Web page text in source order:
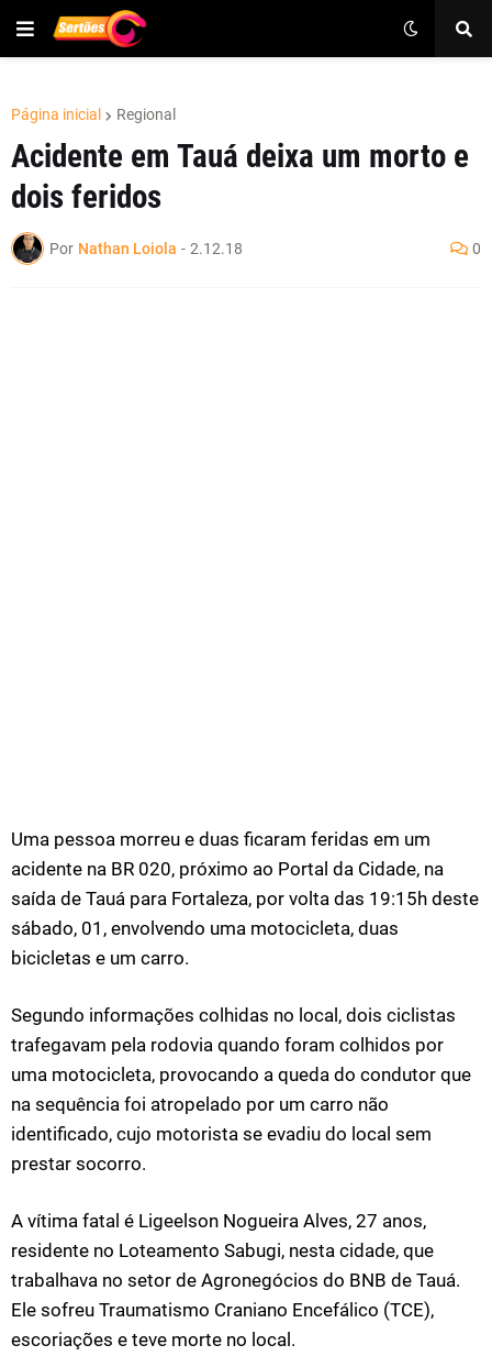
Página inicial Regional
Acidente em Tauá deixa um morto e
dois feridos
Por Nathan Loiola - 2.12.18 0
Uma pessoa morreu e duas ficaram feridas em um
acidente na BR 020, próximo ao Portal da Cidade, na
saída de Tauá para Fortaleza, por volta das 19:15h deste
sábado, 01, envolvendo uma motocicleta, duas
bicicletas e um carro.
Segundo informações colhidas no local, dois ciclistas
trafegavam pela rodovia quando foram colhidos por
uma motocicleta, provocando a queda do condutor que
na sequência foi atropelado por um carro não
identificado, cujo motorista se evadiu do local sem
prestar socorro.
A vítima fatal é Ligeelson Nogueira Alves, 27 anos,
residente no Loteamento Sabugi, nesta cidade, que
trabalhava no setor de Agronegócios do BNB de Tauá.
Ele sofreu Traumatismo Craniano Encefálico (TCE),
escoriações e teve morte no local.